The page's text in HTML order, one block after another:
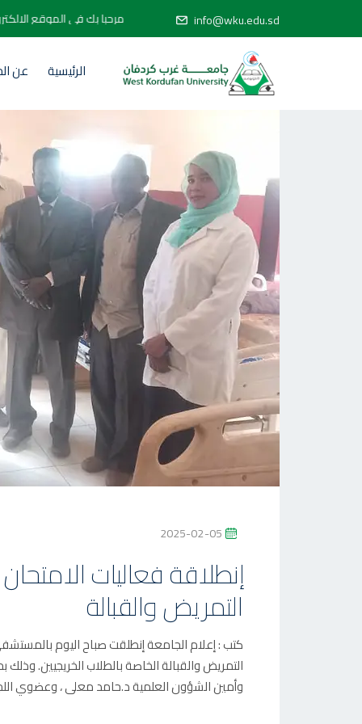
info@wku.edu.sd مرحبا بك في الموقع
الرئيسية عن
P
S
E
O
N
2025-02-05
إنطلاقة فعاليات
التمريض والقبالة
كتب : إعلام الجامعة إنطلقت صباح اليوم
التمريض والقبالة الخاصة بالطلاب الخريجيين.
وأمين الشؤون العلمية د.حامد معلى ، وعضوي